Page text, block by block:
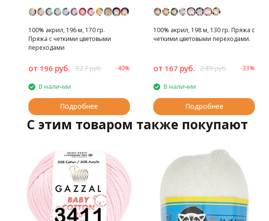
100% акрил, 196 м, 170 гр.
Пряжа с четкими цветовыми
переходами
от 196 руб. 327руб. -40%
В наличии
Подробнее
100% акрил, 198 м, 130 гр. Пряжа с
четкими цветовыми переходами.
от 167 руб. 249руб. -33%
В наличии
Подробнее
C этим товаром также покупают